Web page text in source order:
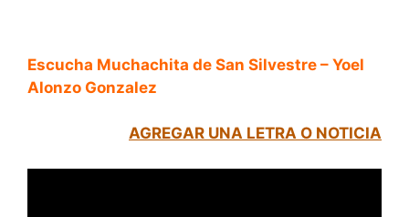
Escucha Muchachita de San Silvestre – Yoel
Alonzo Gonzalez
AGREGAR UNA LETRA O NOTICIA